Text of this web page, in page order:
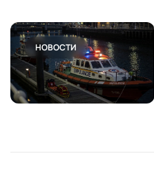
НОВОСТИ